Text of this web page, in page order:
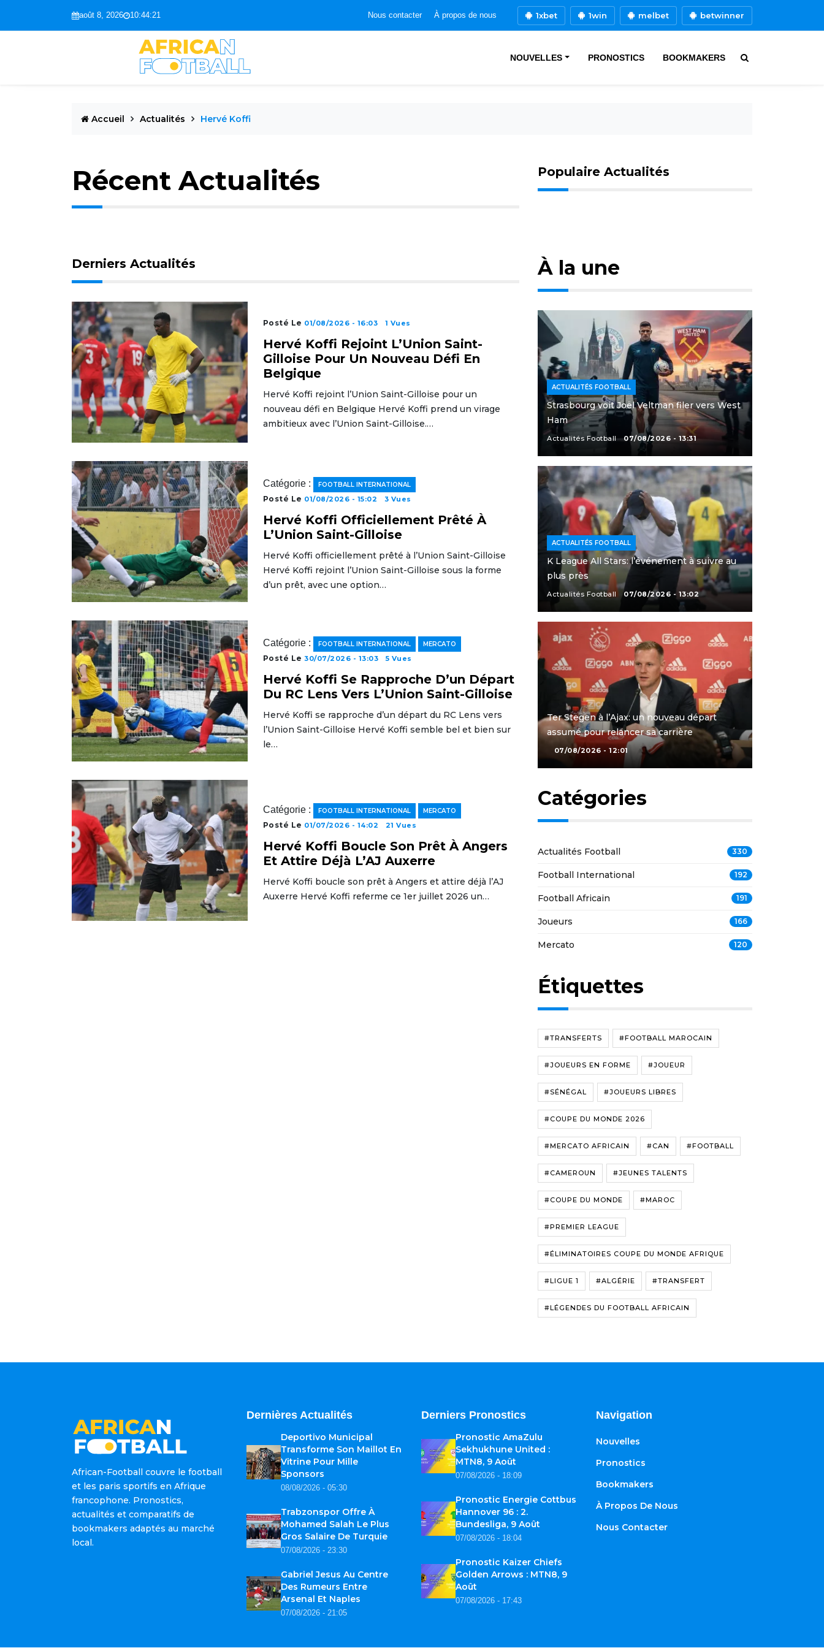
août 8, 2026 10:44:22 Nous contacter À propos de nous 1xbet 1win melbet betwinner
NOUVELLES PRONOSTICS BOOKMAKERS
Accueil Actualités Hervé Koffi
Récent Actualités Populaire Actualités
Derniers Actualités
Posté Le 01/08/2026 - 16:03 1 Vues
Hervé Koffi Rejoint L’Union Saint-
Gilloise Pour Un Nouveau Défi En
Belgique
Hervé Koffi rejoint l’Union Saint-Gilloise pour un
nouveau défi en Belgique Hervé Koffi prend un virage
ambitieux avec l’Union Saint-Gilloise.…
Catégorie : FOOTBALL INTERNATIONAL
Posté Le 01/08/2026 - 15:02 3 Vues
Hervé Koffi Officiellement Prêté À
L’Union Saint-Gilloise
Hervé Koffi officiellement prêté à l’Union Saint-Gilloise
Hervé Koffi rejoint l’Union Saint-Gilloise sous la forme
d’un prêt, avec une option…
Catégorie : FOOTBALL INTERNATIONAL MERCATO
Posté Le30/07/2026 - 13:03 5 Vues
Hervé Koffi Se Rapproche D’un Départ
Du RC Lens Vers L’Union Saint-Gilloise
Hervé Koffi se rapproche d’un départ du RC Lens vers
l’Union Saint-Gilloise Hervé Koffi semble bel et bien sur
le…
Catégorie : FOOTBALL INTERNATIONAL MERCATO
Posté Le 01/07/2026 - 14:02 21 Vues
Hervé Koffi Boucle Son Prêt À Angers
Et Attire Déjà L’AJ Auxerre
Hervé Koffi boucle son prêt à Angers et attire déjà l’AJ
Auxerre Hervé Koffi referme ce 1er juillet 2026 un…
À la une
ACTUALITÉS FOOTBALL
Strasbourg voit Joël Veltman filer vers West
Ham
Actualités Football 07/08/2026 - 13:31
ACTUALITÉS FOOTBALL
K League All Stars: l’événement à suivre au
plus près
Actualités Football 07/08/2026 - 13:02
Ter Stegen à l’Ajax: un nouveau départ
assumé pour relancer sa carrière
07/08/2026 - 12:01
Catégories
Actualités Football 330
Football International 192
Football Africain 191
Joueurs 166
Mercato 120
Étiquettes
#TRANSFERTS #FOOTBALL MAROCAIN
#JOUEURS EN FORME #JOUEUR
#SÉNÉGAL #JOUEURS LIBRES
#COUPE DU MONDE 2026
#MERCATO AFRICAIN #CAN #FOOTBALL
#CAMEROUN #JEUNES TALENTS
#COUPE DU MONDE #MAROC
#PREMIER LEAGUE
#ÉLIMINATOIRES COUPE DU MONDE AFRIQUE
#LIGUE 1 #ALGÉRIE #TRANSFERT
#LÉGENDES DU FOOTBALL AFRICAIN
African-Football couvre le football
et les paris sportifs en Afrique
francophone. Pronostics,
actualités et comparatifs de
bookmakers adaptés au marché
local.
Dernières Actualités
Deportivo Municipal
Transforme Son Maillot En
Vitrine Pour Mille
Sponsors
08/08/2026 - 05:30
Trabzonspor Offre À
Mohamed Salah Le Plus
Gros Salaire De Turquie
07/08/2026 - 23:30
Gabriel Jesus Au Centre
Des Rumeurs Entre
Arsenal Et Naples
07/08/2026 - 21:05
Derniers Pronostics
Pronostic AmaZulu
Sekhukhune United :
MTN8, 9 Août
07/08/2026 - 18:09
Pronostic Energie Cottbus
Hannover 96 : 2.
Bundesliga, 9 Août
07/08/2026 - 18:04
Pronostic Kaizer Chiefs
Golden Arrows : MTN8, 9
Août
07/08/2026 - 17:43
Navigation
Nouvelles
Pronostics
Bookmakers
À Propos De Nous
Nous Contacter